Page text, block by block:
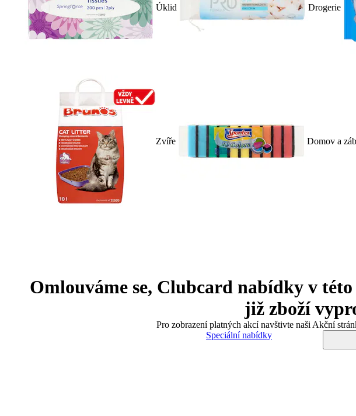
Úklid Drogerie
Zvíře Domov a
Omlouváme se, Clubcard nabídky v
již zboží
Pro zobrazení platných akcí navštivte naši Akční
Speciální nabídky